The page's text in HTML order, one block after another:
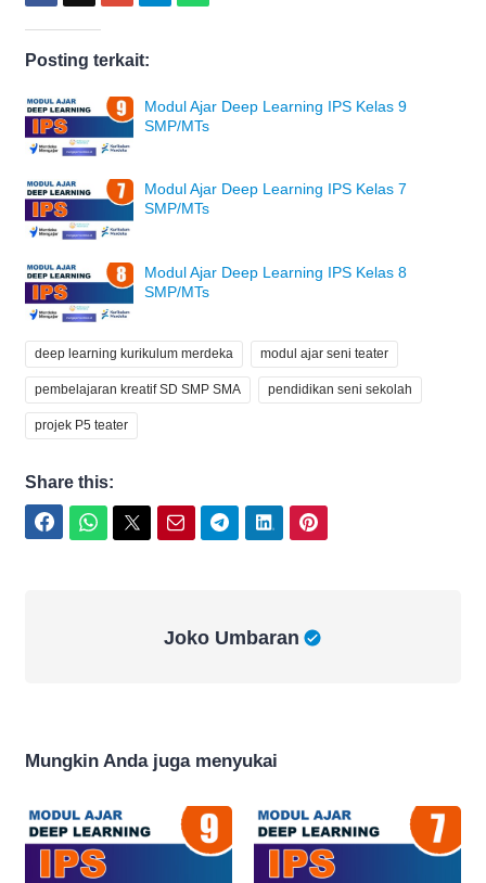
Posting terkait:
Modul Ajar Deep Learning IPS Kelas 9
SMP/MTs
Modul Ajar Deep Learning IPS Kelas 7
SMP/MTs
Modul Ajar Deep Learning IPS Kelas 8
SMP/MTs
deep learning kurikulum merdeka modul ajar seni teater
pembelajaran kreatif SD SMP SMA pendidikan seni sekolah
projek P5 teater
Share this:
Joko Umbaran
Mungkin Anda juga menyukai